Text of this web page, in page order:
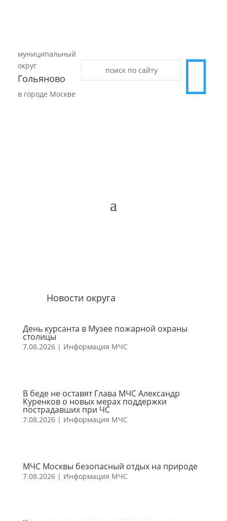
муниципальный
округ
Гольяново
в городе Москве 
Новости округа
День курсанта в Музее пожарной охраны
столицы
7.08.2026| Информация МЧС
В беде не оставят Глава МЧС Александр
Куренков о новых мерах поддержки
пострадавших при ЧС
7.08.2026| Информация МЧС
МЧС Москвы безопасный отдых на природе
7.08.2026| Информация МЧС